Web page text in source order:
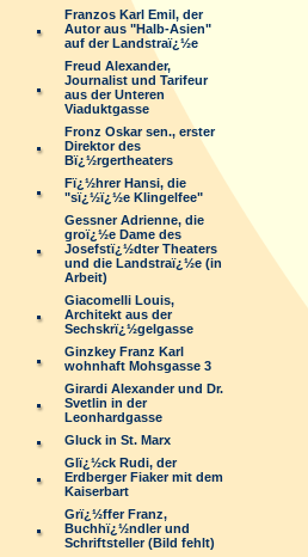
Franzos Karl Emil, der
Autor aus "Halb-Asien"
auf der Landstraï¿½e
Freud Alexander,
Journalist und Tarifeur
aus der Unteren
Viaduktgasse
Fronz Oskar sen., erster
Direktor des
Bï¿½rgertheaters
Fï¿½hrer Hansi, die
"sï¿½ï¿½e Klingelfee"
Gessner Adrienne, die
groï¿½e Dame des
Josefstï¿½dter Theaters
und die Landstraï¿½e (in
Arbeit)
Giacomelli Louis,
Architekt aus der
Sechskrï¿½gelgasse
Ginzkey Franz Karl
wohnhaft Mohsgasse 3
Girardi Alexander und Dr.
Svetlin in der
Leonhardgasse
Gluck in St. Marx
Glï¿½ck Rudi, der
Erdberger Fiaker mit dem
Kaiserbart
Grï¿½ffer Franz,
Buchhï¿½ndler und
Schriftsteller (Bild fehlt)